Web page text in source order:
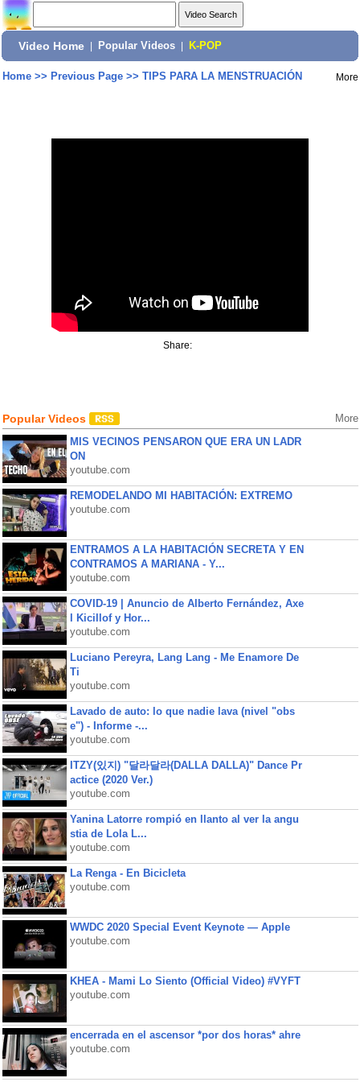
Video Home Popular Videos K-POP
Home>> Previous Page>> TIPS PARA LA MENSTRUACIÓN More
Share:
Popular Videos More
MIS VECINOS PENSARON QUE ERA UN LADR
ON
youtube.com
REMODELANDO MI HABITACIÓN: EXTREMO
youtube.com
ENTRAMOS A LA HABITACIÓN SECRETA Y EN
CONTRAMOS A MARIANA - Y...
youtube.com
COVID-19 | Anuncio de Alberto Fernández, Axe
l Kicillof y Hor...
youtube.com
Luciano Pereyra, Lang Lang - Me Enamore De
Ti
youtube.com
Lavado de auto: lo que nadie lava (nivel "obs
e") - Informe -...
youtube.com
ITZY(있지) "달라달라(DALLA DALLA)" Dance Pr
actice (2020 Ver.)
youtube.com
Yanina Latorre rompió en llanto al ver la angu
stia de Lola L...
youtube.com
La Renga - En Bicicleta
youtube.com
WWDC 2020 Special Event Keynote — Apple
youtube.com
KHEA - Mami Lo Siento (Official Video) #VYFT
youtube.com
encerrada en el ascensor *por dos horas* ahre
youtube.com